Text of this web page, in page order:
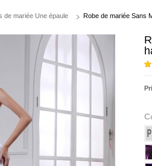
de mariée Une épaule Robe de mariée Sans